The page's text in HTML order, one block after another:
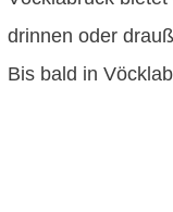
drinnen oder
Bis bald in